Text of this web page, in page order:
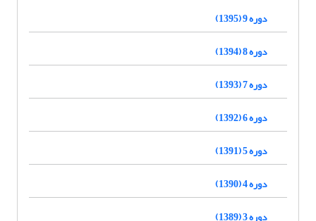
دوره 9 (1395)
دوره 8 (1394)
دوره 7 (1393)
دوره 6 (1392)
دوره 5 (1391)
دوره 4 (1390)
دوره 3 (1389)